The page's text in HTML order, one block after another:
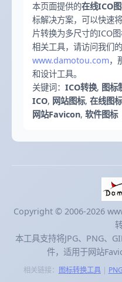
本页面提供的在线ICO
标解决方案，可以快速
片转换为多尺寸的ICO
相关工具，请访问我们
www.damotou.com，
和设计工具。
关键词： ICO转换, 图标
ICO, 网站图标, 在线图
网站Favicon, 软件图标
Copyright © 2006-2026
本工具支持将JPG、PNG、
件，适用于网站
相关链接： 图标转换工具|